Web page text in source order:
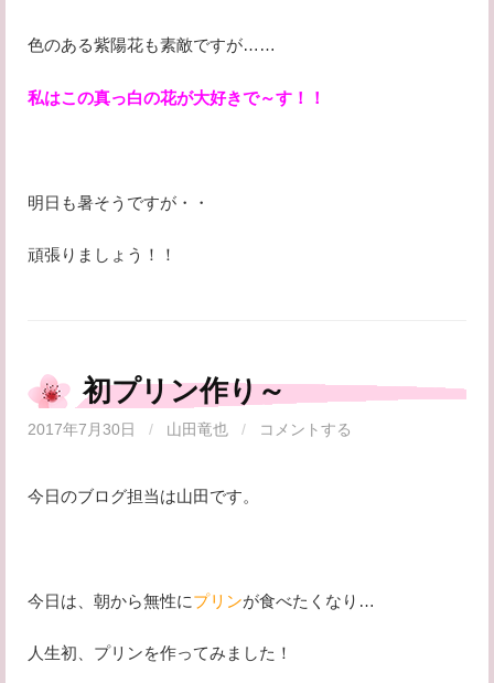
色のある紫陽花も素敵ですが……
私はこの真っ白の花が大好きで～す！！
明日も暑そうですが・・
頑張りましょう！！
初プリン作り～
2017年7月30日 / 山田竜也 / コメントする
今日のブログ担当は山田です。
今日は、朝から無性にプリンが食べたくなり…
人生初、プリンを作ってみました！